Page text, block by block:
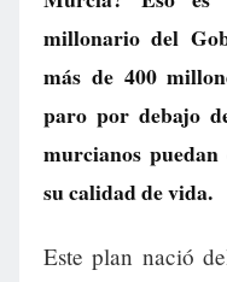
millonario del
más de 400
paro por debajo
murcianos
su calidad de vida.
Este plan nació